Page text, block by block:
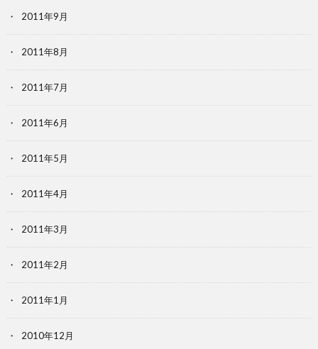
2011年9月
2011年8月
2011年7月
2011年6月
2011年5月
2011年4月
2011年3月
2011年2月
2011年1月
2010年12月